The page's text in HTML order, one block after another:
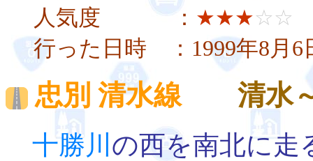
人気度 ： ★★★☆☆
行った日時 ：1999年8月
忠別 清水線清水～
十勝川 の西を南北に走